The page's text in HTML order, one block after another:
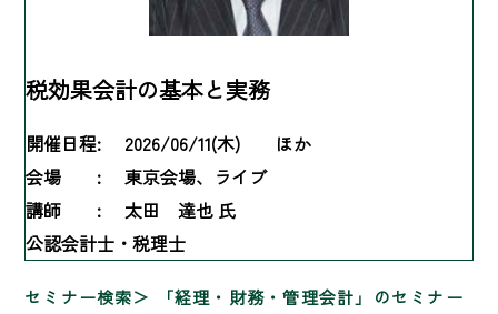
税効果会計の基本と実務
開催日程:
2026/06/11(木) ほか
会場 :
東京会場、ライブ
講師 :
太田 達也 氏
公認会計士・税理士
セミナー検索
「経理・財務・管理会計」のセミナー